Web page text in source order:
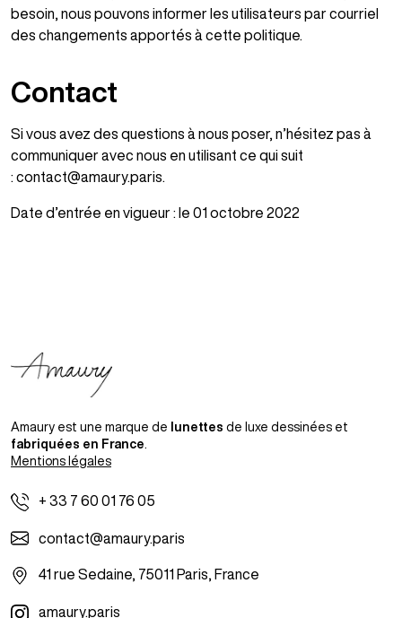
besoin, nous pouvons informer les utilisateurs par courriel
des changements apportés à cette politique.
Contact
Si vous avez des questions à nous poser, n’hésitez pas à
communiquer avec nous en utilisant ce qui suit
: contact@amaury.paris.
Date d’entrée en vigueur : le 01 octobre 2022
+ 33 7 60 01 76 05
contact@amaury.paris
41 rue Sedaine, 75011 Paris, France
amaury.paris
Amaury est une marque de lunettes de luxe dessinées et
fabriquées en France.
Mentions légales